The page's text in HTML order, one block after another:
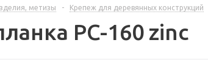
метизы - Крепеж для деревянных конструкций
PC-160 zinc